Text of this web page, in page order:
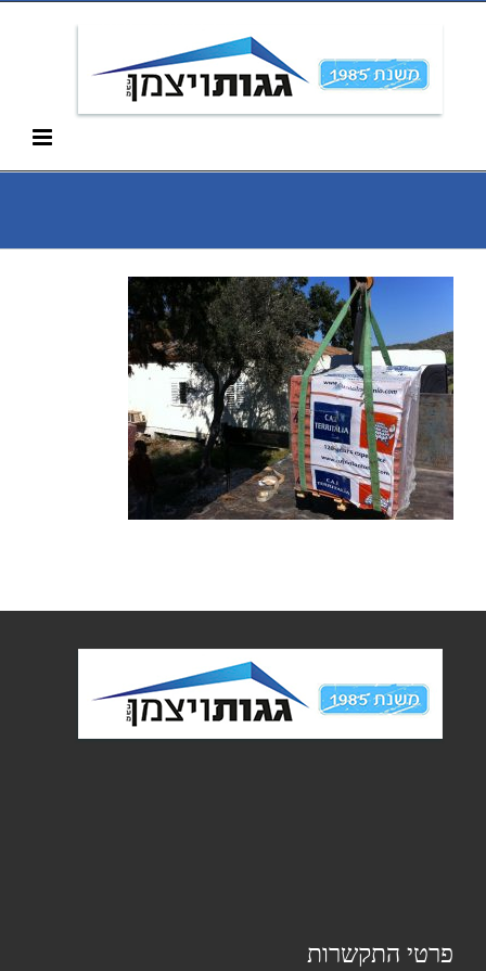
Skip
content
פרטי התקשרות